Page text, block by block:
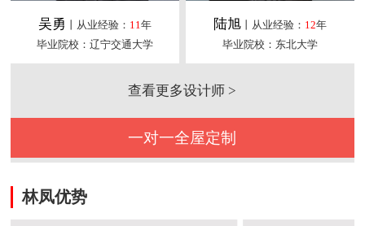
吴勇 丨从业经验： 11年
毕业院校：辽宁交通大学
陆旭丨从业经验： 12年
毕业院校：东北大学
查看更多设计师 >
一对一全屋定制
林凤优势